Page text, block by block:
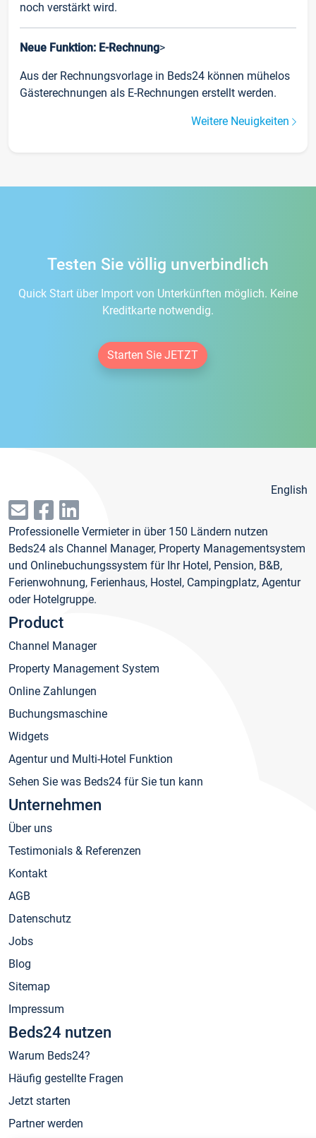
noch verstärkt wird.
Neue Funktion: E-Rechnung>
Aus der Rechnungsvorlage in Beds24 können mühelos
Gästerechnungen als E-Rechnungen erstellt werden.
Weitere Neuigkeiten
Testen Sie völlig unverbindlich
Quick Start über Import von Unterkünften möglich. Keine
Kreditkarte notwendig.
Starten Sie JETZT
English
Professionelle Vermieter in über 150 Ländern nutzen
Beds24 als Channel Manager, Property Managementsystem
und Onlinebuchungssystem für Ihr Hotel, Pension, B&B,
Ferienwohnung, Ferienhaus, Hostel, Campingplatz, Agentur
oder Hotelgruppe.
Product
Channel Manager
Property Management System
Online Zahlungen
Buchungsmaschine
Widgets
Agentur und Multi-Hotel Funktion
Sehen Sie was Beds24 für Sie tun kann
Unternehmen
Über uns
Testimonials & Referenzen
Kontakt
AGB
Datenschutz
Jobs
Blog
Sitemap
Impressum
Beds24 nutzen
Warum Beds24?
Häufig gestellte Fragen
Jetzt starten
Partner werden